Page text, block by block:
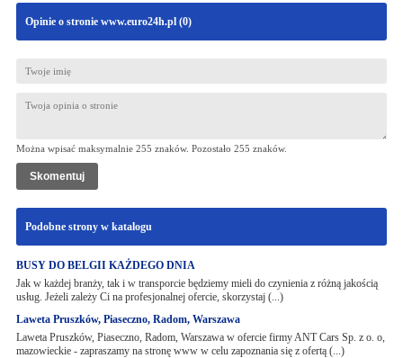
Opinie o stronie www.euro24h.pl (0)
Można wpisać maksymalnie 255 znaków. Pozostało 255 znaków.
Podobne strony w katalogu
BUSY DO BELGII KAŻDEGO DNIA
Jak w każdej branży, tak i w transporcie będziemy mieli do czynienia z różną jakością
usług. Jeżeli zależy Ci na profesjonalnej ofercie, skorzystaj (...)
Laweta Pruszków, Piaseczno, Radom, Warszawa
Laweta Pruszków, Piaseczno, Radom, Warszawa w ofercie firmy ANT Cars Sp. z o. o,
mazowieckie - zapraszamy na stronę www w celu zapoznania się z ofertą (...)